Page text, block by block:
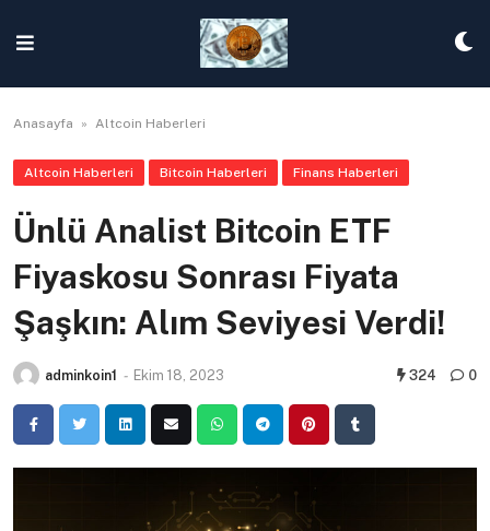
content
Anasayfa » Altcoin Haberleri
Altcoin Haberleri Bitcoin Haberleri Finans Haberleri
Ünlü Analist Bitcoin ETF
Fiyaskosu Sonrası Fiyata
Şaşkın: Alım Seviyesi Verdi!
adminkoin1 - Ekim 18, 2023 324 0